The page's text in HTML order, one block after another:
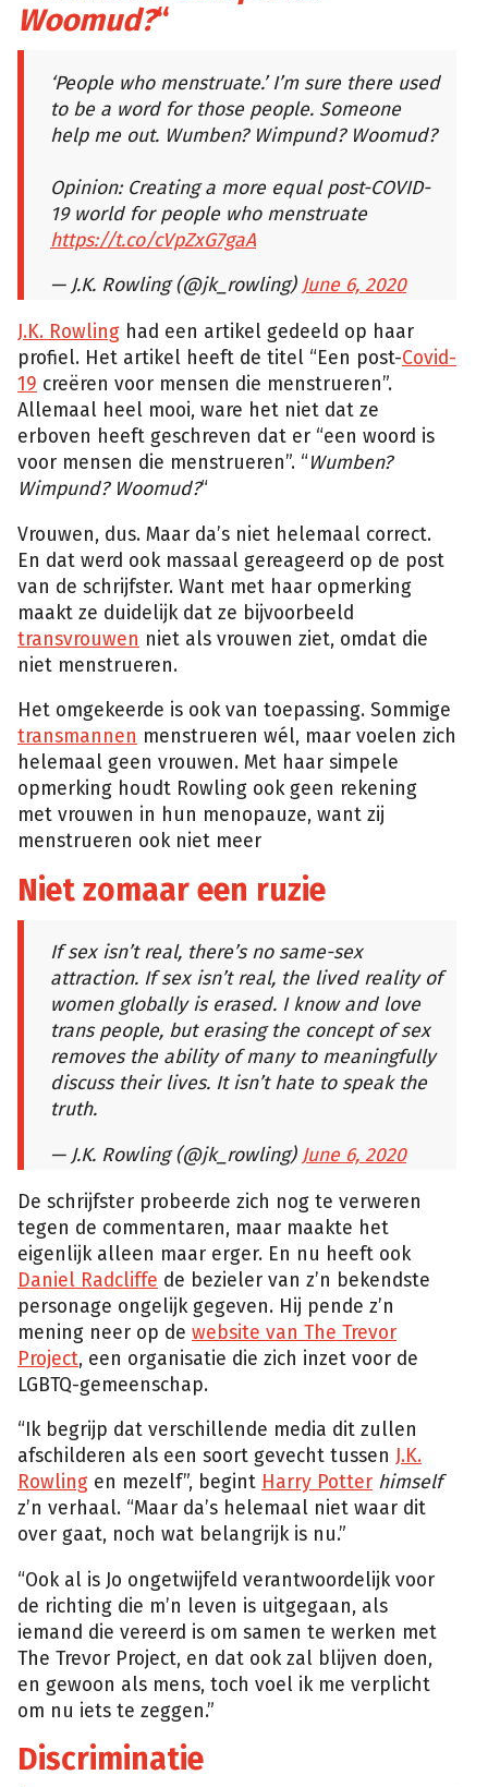
Woomud?“
‘People who menstruate.’ I’m sure there used
to be a word for those people. Someone
help me out. Wumben? Wimpund? Woomud?
Opinion: Creating a more equal post-COVID-
19 world for people who menstruate
https://t.co/cVpZxG7gaA
— J.K. Rowling (@jk_rowling)June 6, 2020
J.K. Rowling had een artikel gedeeld op haar
profiel. Het artikel heeft de titel “Een post-Covid-
19 creëren voor mensen die menstrueren”.
Allemaal heel mooi, ware het niet dat ze
erboven heeft geschreven dat er “een woord is
voor mensen die menstrueren”. “Wumben?
Wimpund? Woomud?“
Vrouwen, dus. Maar da’s niet helemaal correct.
En dat werd ook massaal gereageerd op de post
van de schrijfster. Want met haar opmerking
maakt ze duidelijk dat ze bijvoorbeeld
transvrouwen niet als vrouwen ziet, omdat die
niet menstrueren.
Het omgekeerde is ook van toepassing. Sommige
transmannen menstrueren wél, maar voelen zich
helemaal geen vrouwen. Met haar simpele
opmerking houdt Rowling ook geen rekening
met vrouwen in hun menopauze, want zij
menstrueren ook niet meer
Niet zomaar een ruzie
If sex isn’t real, there’s no same-sex
attraction. If sex isn’t real, the lived reality of
women globally is erased. I know and love
trans people, but erasing the concept of sex
removes the ability of many to meaningfully
discuss their lives. It isn’t hate to speak the
truth.
— J.K. Rowling (@jk_rowling) June 6, 2020
De schrijfster probeerde zich nog te verweren
tegen de commentaren, maar maakte het
eigenlijk alleen maar erger. En nu heeft ook
Daniel Radcliffe de bezieler van z’n bekendste
personage ongelijk gegeven. Hij pende z’n
mening neer op de website van The Trevor
Project, een organisatie die zich inzet voor de
LGBTQ-gemeenschap.
“Ik begrijp dat verschillende media dit zullen
afschilderen als een soort gevecht tussen J.K.
Rowling en mezelf”, begint Harry Potter himself
z’n verhaal. “Maar da’s helemaal niet waar dit
over gaat, noch wat belangrijk is nu.”
“Ook al is Jo ongetwijfeld verantwoordelijk voor
de richting die m’n leven is uitgegaan, als
iemand die vereerd is om samen te werken met
The Trevor Project, en dat ook zal blijven doen,
en gewoon als mens, toch voel ik me verplicht
om nu iets te zeggen.”
Discriminatie